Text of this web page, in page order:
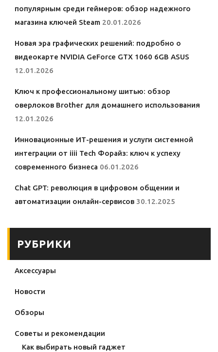
популярным среди геймеров: обзор надежного
магазина ключей Steam 20.01.2026
Новая эра графических решений: подробно о
видеокарте NVIDIA GeForce GTX 1060 6GB ASUS
12.01.2026
Ключ к профессиональному шитью: обзор
оверлоков Brother для домашнего использования
12.01.2026
Инновационные ИТ-решения и услуги системной
интеграции от iiii Tech Форайз: ключ к успеху
современного бизнеса 06.01.2026
Chat GPT: революция в цифровом общении и
автоматизации онлайн-сервисов 30.12.2025
РУБРИКИ
Аксессуары
Новости
Обзоры
Советы и рекомендации
Как выбирать новый гаджет